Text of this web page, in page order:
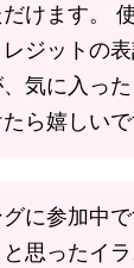
だけます。
ジットの
、気に入っ
ら嬉しいで
に参加中
思ったイ